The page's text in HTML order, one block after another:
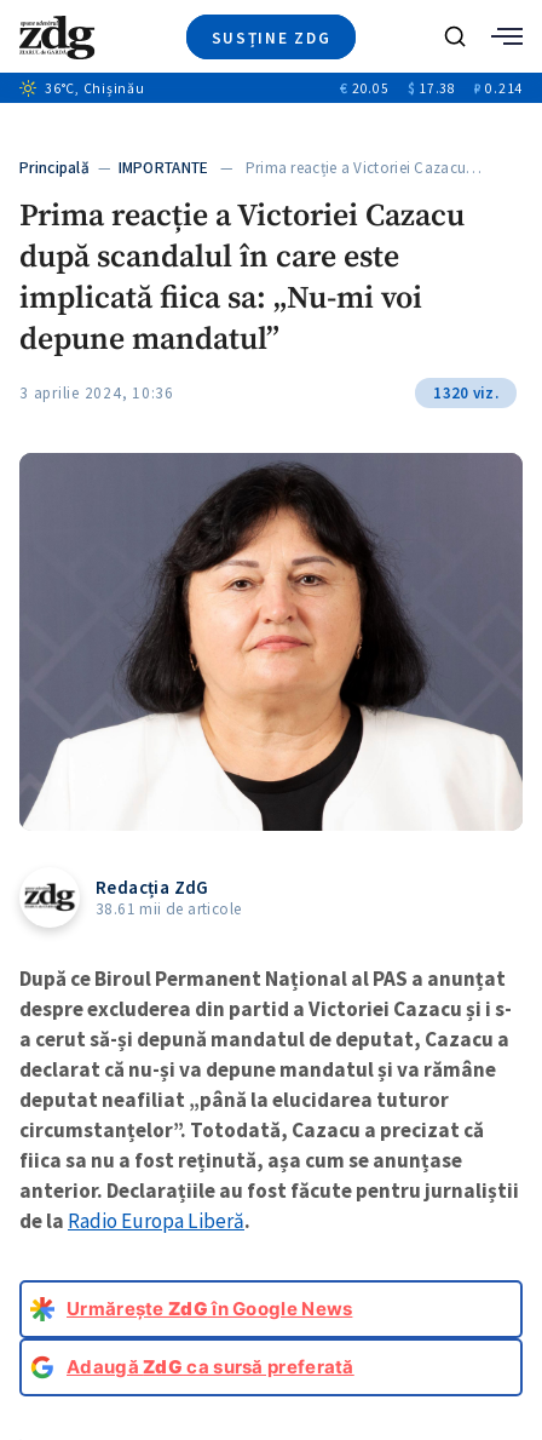
SUSȚINE ZDG
Ştiri
+11
Video
Special
Blog
Caută
36°C, Chișinău € 20.05 $ 17.38 ₽ 0.214
Principală — IMPORTANTE — Prima reacție a Victoriei Cazacu…
Prima reacție a Victoriei Cazacu
după scandalul în care este
implicată fiica sa: „Nu-mi voi
depune mandatul”
3 aprilie 2024, 10:36 1320 viz.
Redacția ZdG
38.61 mii de articole
După ce Biroul Permanent Național al PAS a anunțat
despre excluderea din partid a Victoriei Cazacu și i s-
a cerut să-și depună mandatul de deputat, Cazacu a
declarat că nu-și va depune mandatul și va rămâne
deputat neafiliat „până la elucidarea tuturor
circumstanțelor”. Totodată, Cazacu a precizat că
fiica sa nu a fost reținută, așa cum se anunțase
anterior. Declarațiile au fost făcute pentru jurnaliștii
de la Radio Europa Liberă.
Urmărește ZdGîn Google News
AdaugăZdG ca sursă preferată